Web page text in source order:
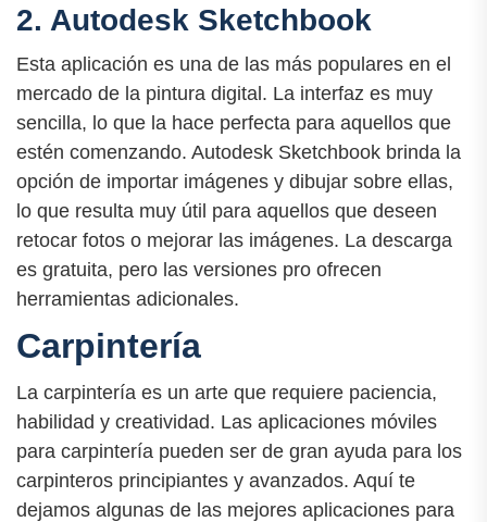
2. Autodesk Sketchbook
Esta aplicación es una de las más populares en el
mercado de la pintura digital. La interfaz es muy
sencilla, lo que la hace perfecta para aquellos que
estén comenzando. Autodesk Sketchbook brinda la
opción de importar imágenes y dibujar sobre ellas,
lo que resulta muy útil para aquellos que deseen
retocar fotos o mejorar las imágenes. La descarga
es gratuita, pero las versiones pro ofrecen
herramientas adicionales.
Carpintería
La carpintería es un arte que requiere paciencia,
habilidad y creatividad. Las aplicaciones móviles
para carpintería pueden ser de gran ayuda para los
carpinteros principiantes y avanzados. Aquí te
dejamos algunas de las mejores aplicaciones para